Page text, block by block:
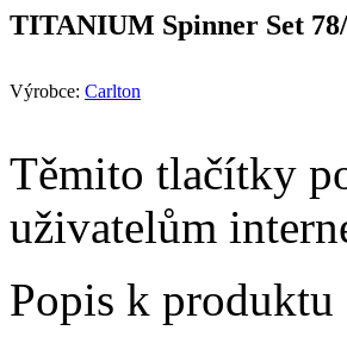
TITANIUM Spinner Set
Výrobce: Carlton
Těmito tlačítky
uživatelům
Popis k produktu